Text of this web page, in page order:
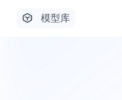
模型库